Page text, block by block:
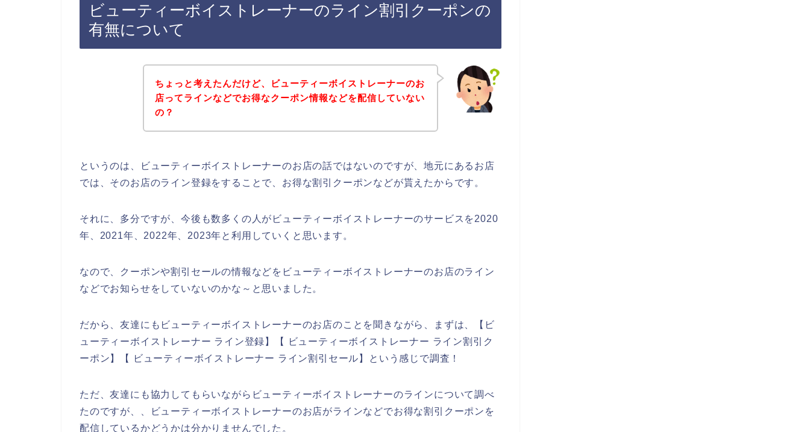
ビューティーボイストレーナーのライン割引クーポンの
有無について
ちょっと考えたんだけど、ビューティーボイストレーナーのお
店ってラインなどでお得なクーポン情報などを配信していない
の？
というのは、ビューティーボイストレーナーのお店の話ではないのですが、地元にあるお店
では、そのお店のライン登録をすることで、お得な割引クーポンなどが貰えたからです。
それに、多分ですが、今後も数多くの人がビューティーボイストレーナーのサービスを2020
年、2021年、2022年、2023年と利用していくと思います。
なので、クーポンや割引セールの情報などをビューティーボイストレーナーのお店のライン
などでお知らせをしていないのかな～と思いました。
だから、友達にもビューティーボイストレーナーのお店のことを聞きながら、まずは、【ビ
ューティーボイストレーナー ライン登録】【 ビューティーボイストレーナー ライン割引ク
ーポン】【 ビューティーボイストレーナー ライン割引セール】という感じで調査！
ただ、友達にも協力してもらいながらビューティーボイストレーナーのラインについて調べ
たのですが、、ビューティーボイストレーナーのお店がラインなどでお得な割引クーポンを
配信しているかどうかは分かりませんでした。